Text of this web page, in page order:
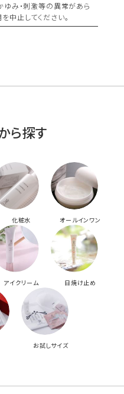
ゆみ・刺激等の異常があら
中止してください。
ら探す
化粧水 オールインワン
アイクリーム 日焼け止め
お試しサイズ